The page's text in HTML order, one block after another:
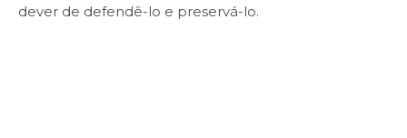
dever de defendê-lo e preservá-lo.